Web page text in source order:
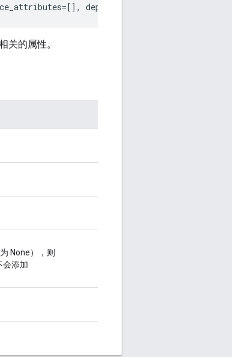
dependency_attributes=[],
关的属性。
None），则
会添加